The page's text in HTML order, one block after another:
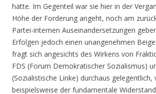
hätte. Im Gegenteil war sie hier in der
Höhe der Forderung angeht, noch am
Partei-internen Auseinandersetzungen
Erfolgen jedoch einen unangenehmen
fragt sich angesichts des Wirkens von
FDS (Forum Demokratischer Sozialismus)
(Sozialistische Linke) durchaus gelegentlich,
beispielsweise der fundamentale